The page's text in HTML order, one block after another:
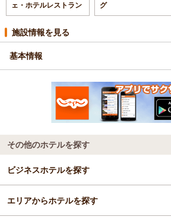
ェ・ホテルレストラン
グ
施設情報を見る
基本情報
その他のホテルを探す
ビジネスホテルを探す
広島県
エリアからホテルを探す